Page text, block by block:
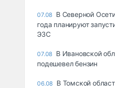
07.08 В Северной
года планируют
ЭЗС
07.08 В Ивановской
подешевел бензин
06.08 В Томской